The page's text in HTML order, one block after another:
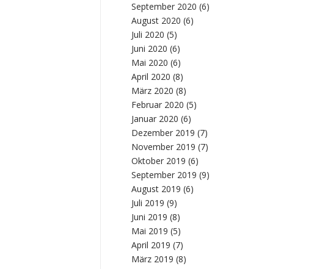
September 2020 (6)
August 2020 (6)
Juli 2020 (5)
Juni 2020 (6)
Mai 2020 (6)
April 2020 (8)
März 2020 (8)
Februar 2020 (5)
Januar 2020 (6)
Dezember 2019 (7)
November 2019 (7)
Oktober 2019 (6)
September 2019 (9)
August 2019 (6)
Juli 2019 (9)
Juni 2019 (8)
Mai 2019 (5)
April 2019 (7)
März 2019 (8)